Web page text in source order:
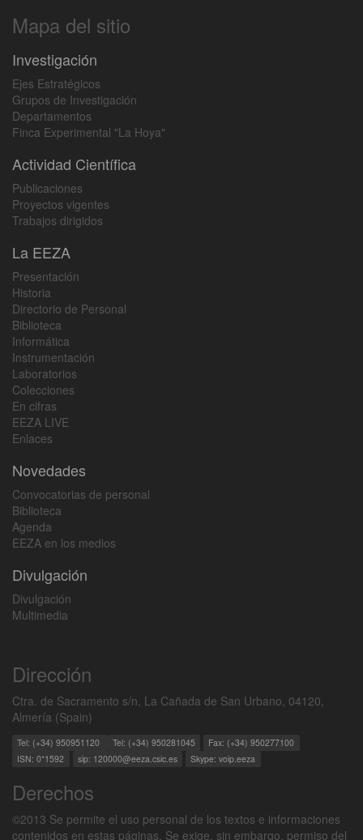
Mapa del sitio
Investigación
Ejes Estratégicos
Grupos de Investigación
Departamentos
Finca Experimental "La Hoya"
Actividad Científica
Publicaciones
Proyectos vigentes
Trabajos dirigidos
La EEZA
Presentación
Historia
Directorio de Personal
Biblioteca
Informática
Instrumentación
Laboratorios
Colecciones
En cifras
EEZA LIVE
Enlaces
Novedades
Convocatorias de personal
Biblioteca
Agenda
EEZA en los medios
Divulgación
Divulgación
Multimedia
Dirección
Ctra. de Sacramento s/n, La Cañada de San Urbano, 04120,
Almería (Spain)
Tel: (+34) 950951120 Tel: (+34) 950281045
Fax: (+34) 950277100
ISN: 0*1592
sip: 120000@eeza.csic.es Skype: voip.eeza
Derechos
©2013 Se permite el uso personal de los textos e informaciones
contenidos en estas páginas. Se exige, sin embargo, permiso del